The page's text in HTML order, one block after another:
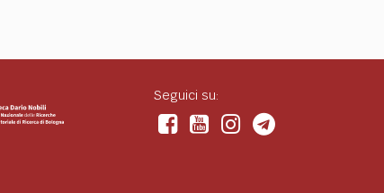
Seguici su: